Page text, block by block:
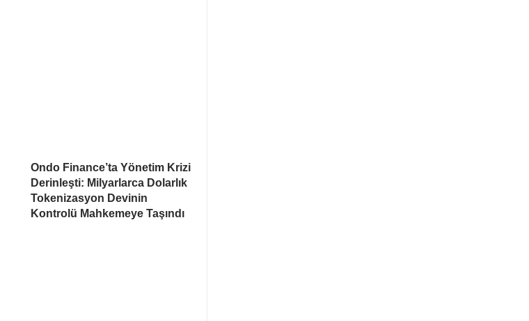
Ondo Finance’ta Yönetim Krizi
Derinleşti: Milyarlarca Dolarlık
Tokenizasyon Devinin
Kontrolü Mahkemeye Taşındı